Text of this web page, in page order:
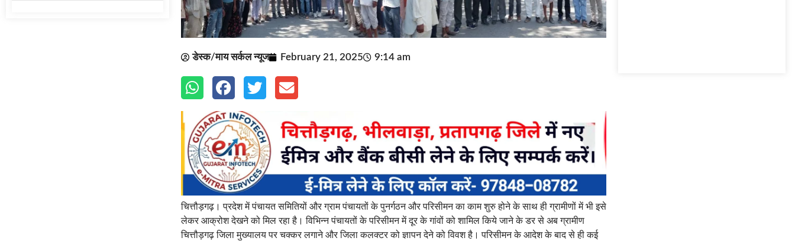
डेस्क/माय सर्कल न्यूज February 21, 2025 9:14 am
चित्तौड़गढ़। प्रदेश में पंचायत समितियों और ग्राम पंचायतों के पुनर्गठन और परिसीमन का काम शुरु होने के साथ ही ग्रामीणों में भी इसे
लेकर आक्रोश देखने को मिल रहा है। विभिन्न पंचायतों के परिसीमन में दूर के गांवों को शामिल किये जाने के डर से अब ग्रामीण
चित्तौड़गढ़ जिला मुख्यालय पर चक्कर लगाने और जिला कलक्टर को ज्ञापन देने को विवश है। परिसीमन के आदेश के बाद से ही कई